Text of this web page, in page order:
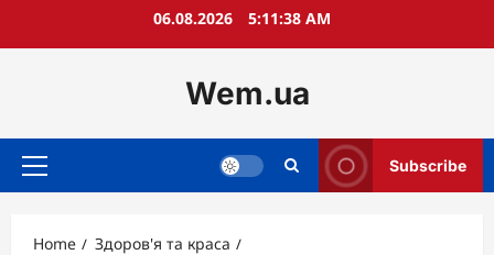
06.08.2026 5:11:39 AM
Wem.ua
Primary
Subscribe
Home
Здоров'я та краса